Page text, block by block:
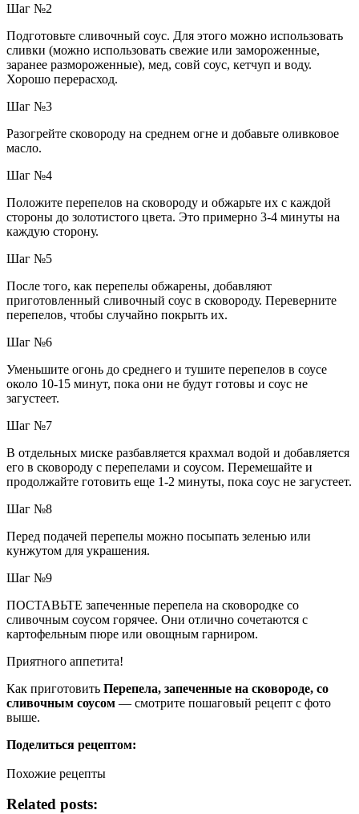
Шаг №2
Подготовьте сливочный соус. Для этого можно использовать
сливки (можно использовать свежие или замороженные,
заранее размороженные), мед, совй соус, кетчуп и воду.
Хорошо перерасход.
Шаг №3
Разогрейте сковороду на среднем огне и добавьте оливковое
масло.
Шаг №4
Положите перепелов на сковороду и обжарьте их с каждой
стороны до золотистого цвета. Это примерно 3-4 минуты на
каждую сторону.
Шаг №5
После того, как перепелы обжарены, добавляют
приготовленный сливочный соус в сковороду. Переверните
перепелов, чтобы случайно покрыть их.
Шаг №6
Уменьшите огонь до среднего и тушите перепелов в соусе
около 10-15 минут, пока они не будут готовы и соус не
загустеет.
Шаг №7
В отдельных миске разбавляется крахмал водой и добавляется
его в сковороду с перепелами и соусом. Перемешайте и
продолжайте готовить еще 1-2 минуты, пока соус не загустеет.
Шаг №8
Перед подачей перепелы можно посыпать зеленью или
кунжутом для украшения.
Шаг №9
ПОСТАВЬТЕ запеченные перепела на сковородке со
сливочным соусом горячее. Они отлично сочетаются с
картофельным пюре или овощным гарниром.
Приятного аппетита!
Как приготовить Перепела, запеченные на сковороде, со
сливочным соусом — смотрите пошаговый рецепт с фото
выше.
Поделиться рецептом:
Похожие рецепты
Related posts: